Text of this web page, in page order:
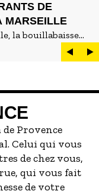
DE
MARSEILLE
la bouillabaisse
excellence. On
submergé·e par la
de Provence
Celui qui vous
de chez vous,
qui vous fait
de votre